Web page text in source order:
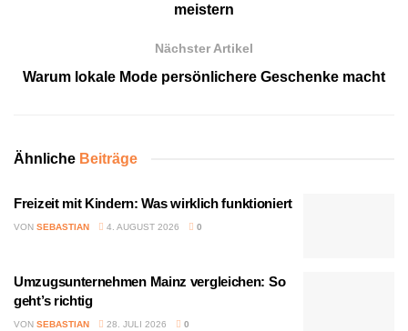
meistern
Nächster Artikel
Warum lokale Mode persönlichere Geschenke macht
Ähnliche Beiträge
Freizeit mit Kindern: Was wirklich funktioniert
VON SEBASTIAN 4. AUGUST 2026 0
Umzugsunternehmen Mainz vergleichen: So
geht’s richtig
VON SEBASTIAN 28. JULI 2026 0